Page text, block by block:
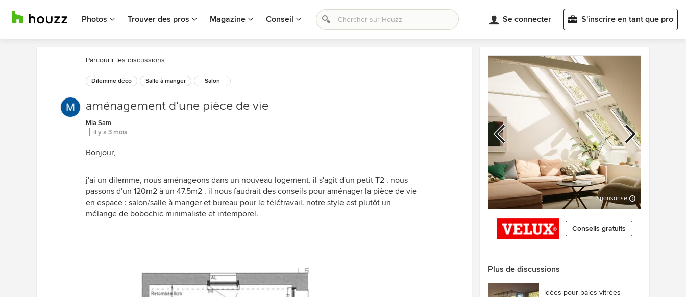
Photos Trouver des pros Magazine Conseil Se connecter S'inscrire en tant que pro
Parcourir les discussions
Dilemme déco Salle à manger Salon
aménagement d'une pièce de vie
Mia Sam
il y a 3 mois
Bonjour,
j'ai un dilemme, nous aménageons dans un nouveau logement. il s'agit d'un petit T2 . nous
passons d'un 120m2 à un 47.5m2 . il nous faudrait des conseils pour aménager la pièce de vie
en espace : salon/salle à manger et bureau pour le télétravail. notre style est plutôt un
mélange de bobochic minimaliste et intemporel.
Sponsorisé
Conseils gratuits
Plus de discussions
idées pour baies vitrées